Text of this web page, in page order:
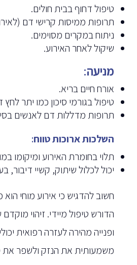
טיפול דחוף בבית חולים.
תרופות ממיסות קרישי דם
ניתוח במקרים מסוימים.
שיקול לאחר האירוע.
מניעה:
אורח חיים בריא.
טיפול בגורמי סיכון כמו יתר
תרופות מדללות דם לאנשים
השלכות ארוכות טווח:
תלוי בחומרת האירוע ומיקומו
יכול לכלול שיתוק, קשיי דיבור,
חשוב להדגיש כי אירוע מוחי הוא
הדורש טיפול מיידי. זיהוי
ופנייה מהירה לעזרה רפואית
משמעותית את הנזק ולשפר את